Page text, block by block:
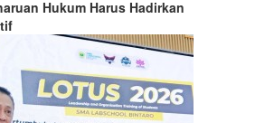
Hukum Harus Hadirkan